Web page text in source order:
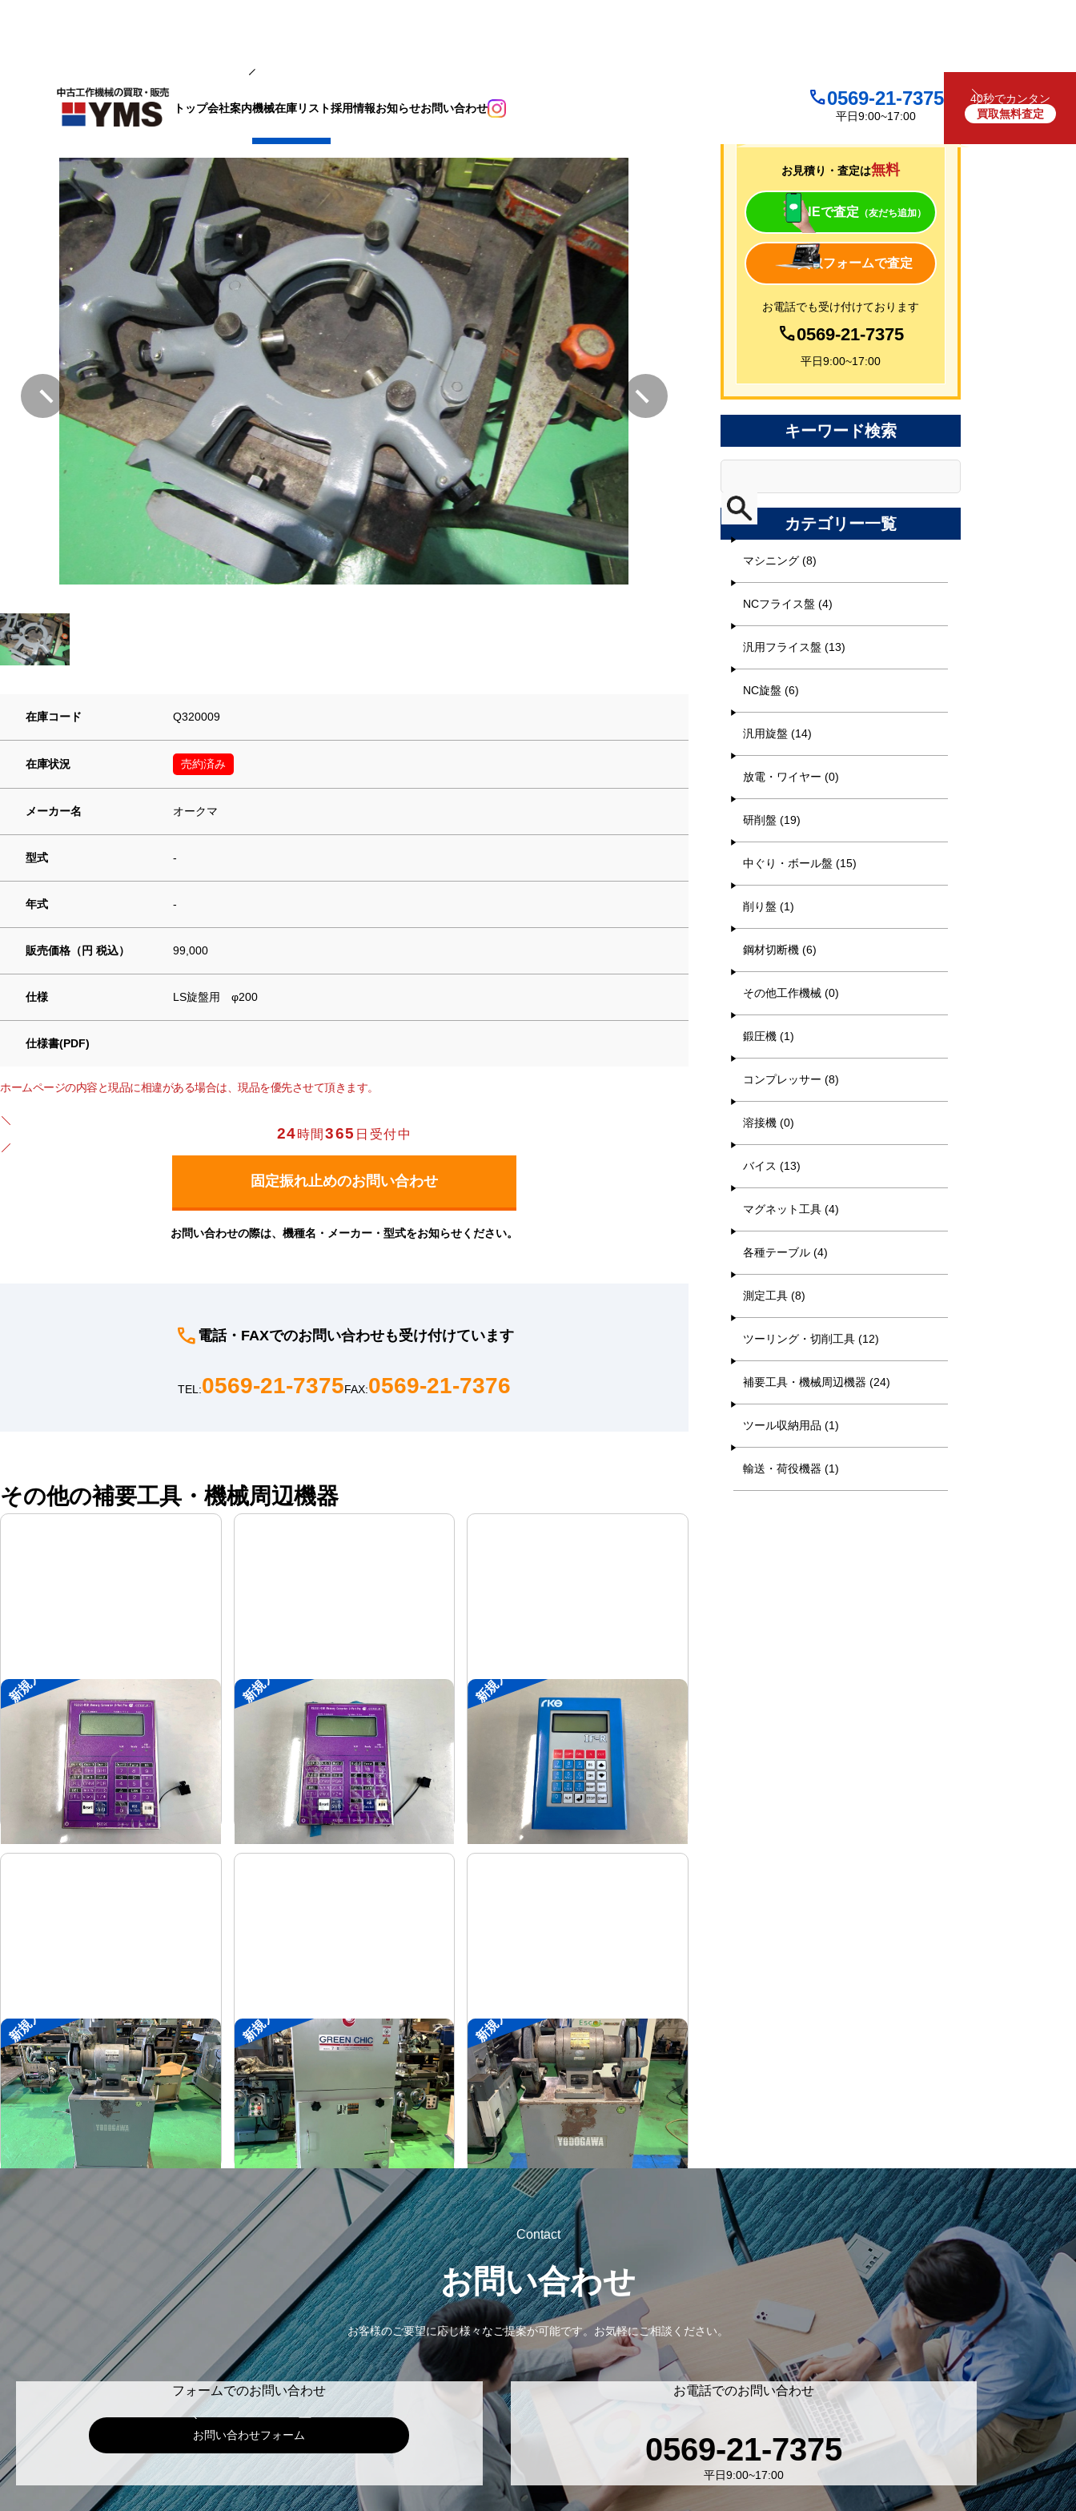
トップ会社案内機械在庫リスト採用情報お知らせお問い合わせ 0569-21-7375
平日9:00~17:00
40秒でカンタン
買取無料査定
固定振れ止め
在庫コード Q320009
在庫状況 売約済み
メーカー名 オークマ
型式 -
年式 -
販売価格（円 税込） 99,000
仕様 LS旋盤用 φ200
仕様書(PDF)
ホームページの内容と現品に相違がある場合は、現品を優先させて頂きます。
24時間365 日受付中
お問い合わせの際は、機種名・メーカー・型式をお知らせください。
電話・FAXでのお問い合わせも受け付けています
TEL:0569-21-7375FAX:0569-21-7376
その他の補要工具・機械周辺機器
新規入荷
ポータブル入出力装置
協立アスリック
式U-Port Pro
式-
新規入荷
ポータブル入出力装置
協立アスリック
式U-Port Pro
式-
新規入荷
ポータブル入出力装置
菱電工機エンジニアリング
式IF-R
式
新規入荷
両頭グラインダー
メーカー 淀川電機
形 式FG-255T
年 式 1990
新規入荷
集塵機
メーカー
形 式 RD100-1-1.5M
年 式 2002
新規入荷
両頭グラインダー
メーカー 淀川電機
形 式 FG-255T
年
買取について
お見積り・査定は無料
LINEで査定 （友だち追加）
買取フォームで査定
お電話でも受け付けております
0569-21-7375
平日9:00~17:00
キーワード検索
カテゴリー一覧
マシニング (8)
NCフライス盤 (4)
汎用フライス盤 (13)
NC旋盤 (6)
汎用旋盤 (14)
放電・ワイヤー (0)
研削盤 (19)
中ぐり・ボール盤 (15)
削り盤 (1)
鋼材切断機 (6)
その他工作機械 (0)
鍛圧機 (1)
コンプレッサー (8)
溶接機 (0)
バイス (13)
マグネット工具 (4)
各種テーブル (4)
測定工具 (8)
ツーリング・切削工具 (12)
補要工具・機械周辺機器 (24)
ツール収納用品 (1)
輸送・荷役機器 (1)
Contact
お問い合わせ
お客様のご要望に応じ様々なご提案が可能です。 お気軽にご相談ください。
フォームでのお問い合わせ
お問い合わせフォーム
お電話でのお問い合わせ
0569-21-7375
平日9:00~17:00